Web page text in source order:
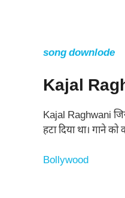
song downlode
Kajal
Kajal Raghwani
हटा दिया था। गाने
Bollywood